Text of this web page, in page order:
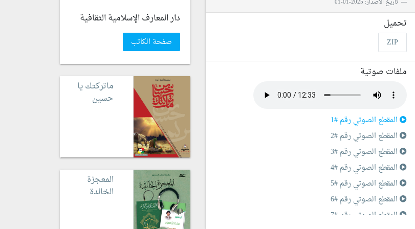
تحميل
ZIP
ملفات صوتية
المقطع الصوتي رقم #1
المقطع الصوتي رقم #2
المقطع الصوتي رقم #3
المقطع الصوتي رقم #4
المقطع الصوتي رقم #5
المقطع الصوتي رقم #6
المقطع الصوتي رقم #7
دار المعارف الإسلامية الثقافية
صفحة الكاتب
ماتركتك يا
حسين
المعجزة
الخالدة